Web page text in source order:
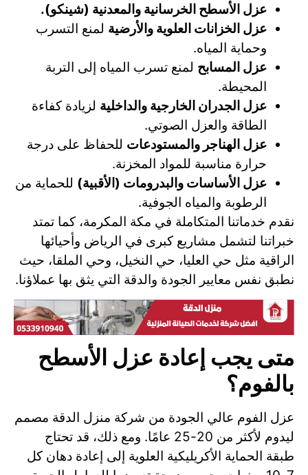
عزل الأسطح الخرسانية والمعدنية (شينكو).
عزل الخزانات العلوية والأرضية لمنع التسرب
وحماية المياه.
عزل المسابح لمنع تسرب المياه إلى التربة
المحيطة.
عزل الجدران الخارجية والداخلية لزيادة كفاءة
الطاقة والعزل الصوتي.
عزل الهناجر والمستودعات للحفاظ على درجة
حرارة مناسبة للمواد المخزنة.
عزل الأساسات والبدرومات (الأقبية) للحماية من
الرطوبة والمياه الجوفية.
نقدم خدماتنا المتكاملة في مكة المكرمة، كما تمتد
خبراتنا لتشمل مشاريع كبرى في الرياض وأحيائها
الراقية مثل حي العليا، حي النخيل، وحي الملقا، حيث
نطبق نفس معايير الجودة والدقة التي يثق بها عملاؤنا.
متى يجب إعادة عزل الأسطح
بالفوم؟
عزل الفوم عالي الجودة من شركة منزل الدقة مصمم
ليدوم لأكثر من 20-25 عامًا. ومع ذلك، قد تحتاج
طبقة الحماية الأكريليكية العلوية إلى إعادة دهان كل